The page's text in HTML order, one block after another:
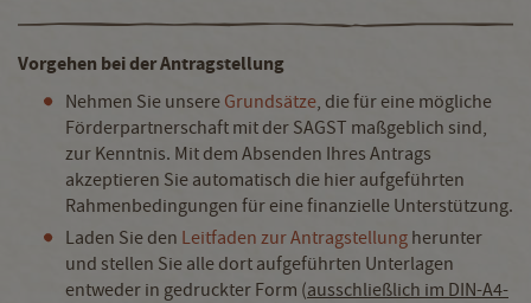
Vorgehen bei der Antragstellung
Nehmen Sie unsere Grundsätze, die für eine mögliche
Förderpartnerschaft mit der SAGST maßgeblich sind,
zur Kenntnis. Mit dem Absenden Ihres Antrags
akzeptieren Sie automatisch die hier aufgeführten
Rahmenbedingungen für eine finanzielle Unterstützung.
Laden Sie den Leitfaden zur Antragstellung herunter
und stellen Sie alle dort aufgeführten Unterlagen
entweder in gedruckter Form (ausschließlich im DIN-A4-